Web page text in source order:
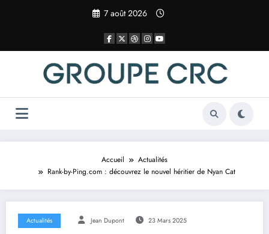
7 août 2026
Accueil
Actualités
Rank-by-Ping.com : découvrez le nouvel héritier de Nyan Cat
Actualités Jean Dupont 23 Mars 2025